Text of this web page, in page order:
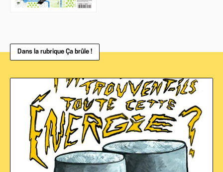
Dans la rubrique Ça brûle !